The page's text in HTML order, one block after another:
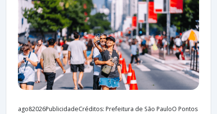
ago82026PublicidadeCréditos: Prefeitura de São PauloO Pontos